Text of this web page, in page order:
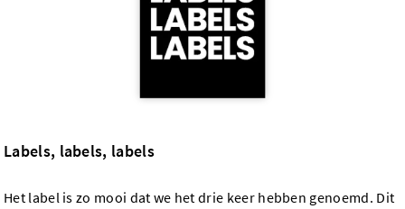
Labels, labels, labels
Het label is zo mooi dat we het drie keer hebben genoemd. Dit